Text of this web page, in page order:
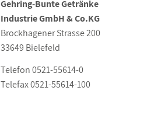
Gehring-BunteGetränke
Industrie GmbH & Co.KG
Brockhagener Strasse 200
33649 Bielefeld
Telefon 0521-55614-0
Telefax 0521-55614-100